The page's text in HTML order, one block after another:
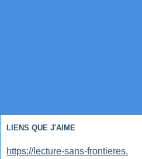
LIENS QUE J'AIME
https://lecture-sans-frontieres.